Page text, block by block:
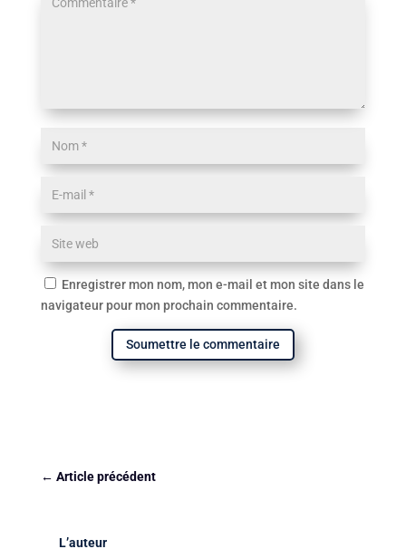
Enregistrer mon nom, mon e-mail et mon site dans le
navigateur pour mon prochain commentaire.
Soumettre le commentaire
← Article précédent
L’auteur